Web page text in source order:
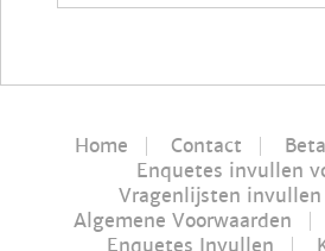
Home Contact
Enquetes invullen
Vragenlijsten invullen
Algemene Voorwaarden
Enquetes Invullen